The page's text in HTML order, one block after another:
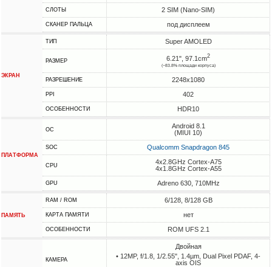
СЛОТЫ 2 SIM (Nano-SIM)
СКАНЕР ПАЛЬЦА под дисплеем
ЭКРАН
ТИП Super AMOLED
РАЗМЕР 6.21", 97.1cm2
(~83.8% площади корпуса)
РАЗРЕШЕНИЕ 2248x1080
PPI 402
ОСОБЕННОСТИ HDR10
ПЛАТФОРМА
ОС
Android 8.1
(MIUI 10)
SOC Qualcomm Snapdragon 845
CPU
4x2.8GHz Cortex-A75
4x1.8GHz Cortex-A55
GPU Adreno 630, 710MHz
ПАМЯТЬ
RAM / ROM 6/128, 8/128 GB
КАРТА ПАМЯТИ нет
ОСОБЕННОСТИ ROM UFS 2.1
КАМЕРА
Двойная
• 12MP, f/1.8, 1/2.55", 1.4µm, Dual Pixel PDAF, 4-
axis OIS